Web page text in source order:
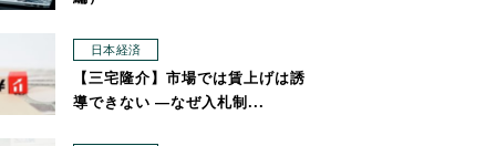
日本経済
【三宅隆介】市場では賃上げは誘
導できない ―なぜ入札制...